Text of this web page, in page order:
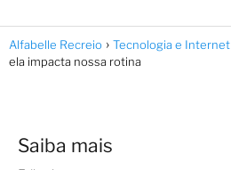
Alfabelle Recreio Tecnologia e Internet
ela impacta nossa rotina
Saiba mais